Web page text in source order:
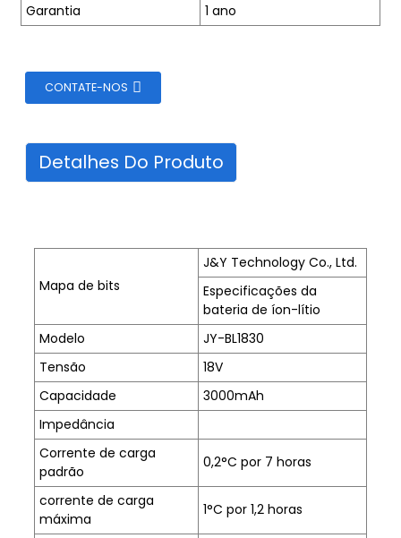
Garantia
1 ano
CONTATE-NOS
Detalhes Do Produto
Mapa de bits
J&Y Technology Co., Ltd.
Especificações da
bateria de íon-lítio
Modelo
JY-BL1830
Tensão
18V
Capacidade
3000mAh
Impedância
Corrente de carga
padrão
0,2°C por 7 horas
corrente de carga
máxima
1°C por 1,2 horas